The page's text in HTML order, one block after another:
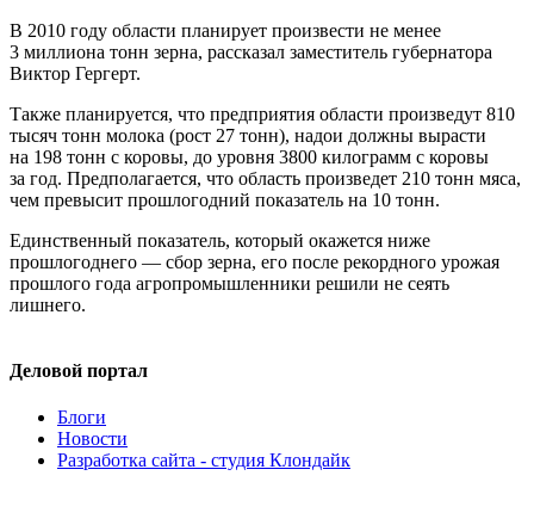
В 2010 году области планирует произвести не менее
3 миллиона тонн зерна, рассказал заместитель губернатора
Виктор Гергерт.
Также планируется, что предприятия области произведут 810
тысяч тонн молока (рост 27 тонн), надои должны вырасти
на 198 тонн с коровы, до уровня 3800 килограмм с коровы
за год. Предполагается, что область произведет 210 тонн мяса,
чем превысит прошлогодний показатель на 10 тонн.
Единственный показатель, который окажется ниже
прошлогоднего — сбор зерна, его после рекордного урожая
прошлого года агропромышленники решили не сеять
лишнего.
Деловой портал
Блоги
Новости
Разработка сайта - студия Клондайк